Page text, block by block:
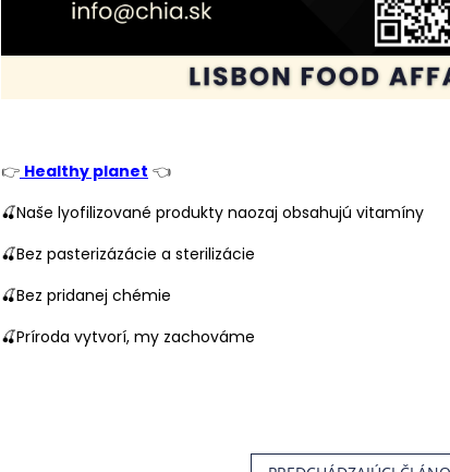
👉 Healthy planet 👈
🍒Naše lyofilizované produkty naozaj obsahujú vitamíny
🍒Bez pasterizázácie a sterilizácie
🍒Bez pridanej chémie
🍒Príroda vytvorí, my zachováme